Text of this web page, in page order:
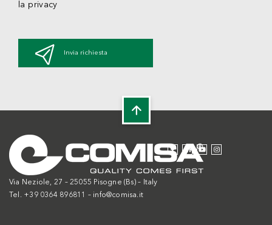
la privacy
Invia richiesta
Via Neziole, 27 – 25055 Pisogne (Bs) – Italy
Tel. +39 0364 896811 – info@comisa.it